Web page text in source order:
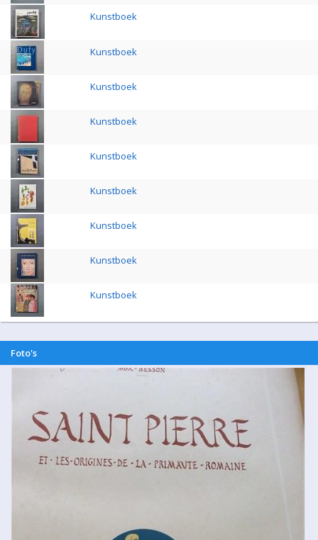
Kunstboek
Kunstboek
Kunstboek
Kunstboek
Kunstboek
Kunstboek
Kunstboek
Kunstboek
Kunstboek
Foto's